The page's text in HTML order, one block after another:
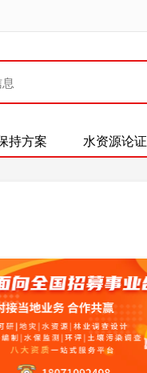
持方案 水资源论证